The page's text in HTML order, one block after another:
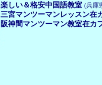
楽しい＆格安中国語教室 (兵庫
三宮マンツーマンレッスン
阪神間マンツーマン教室在